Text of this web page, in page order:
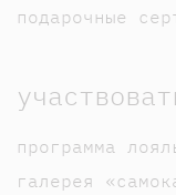
подарочные
программа
галерея